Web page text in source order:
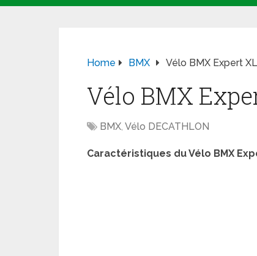
Home BMX Vélo BMX Expert
Vélo BMX
BMX, Vélo DECATHLON
Caractéristiques du Vélo BMX